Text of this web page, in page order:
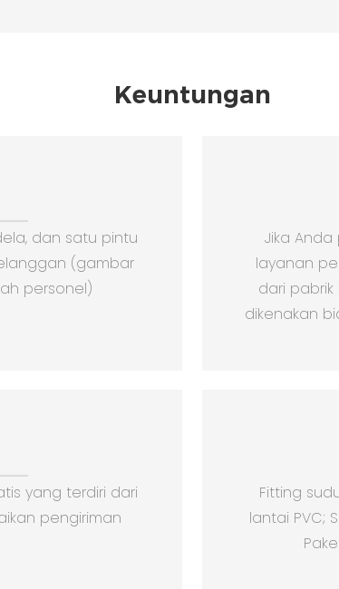
Keuntungan
dan satu pintu
(gambar
personel)
Jika
layanan
dari pabrik
dikenakan
yang terdiri dari
pengiriman
Fitting
lantai PVC;